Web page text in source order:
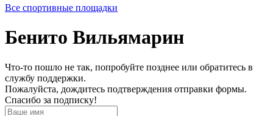
Все спортивные площадки
Бенито Вильямарин
Что-то пошло не так, попробуйте позднее или обратитесь в
службу поддержки.
Пожалуйста, дождитесь подтверждения отправки формы.
Спасибо за подписку!